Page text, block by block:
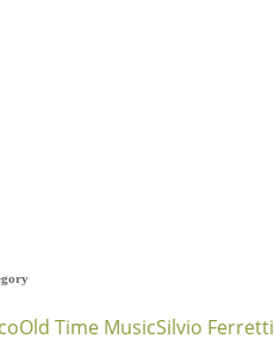
Old Time MusicSilvio Ferretti